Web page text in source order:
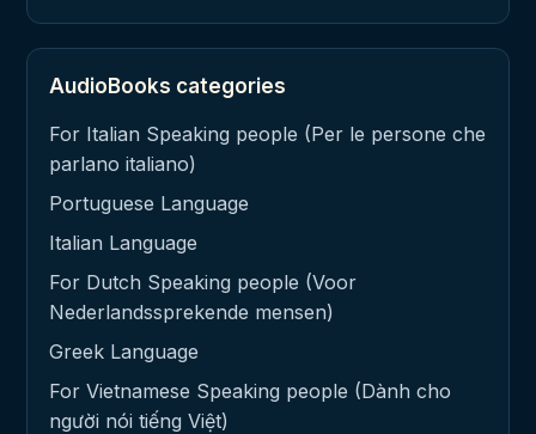
AudioBooks categories
For Italian Speaking people (Per le persone che
parlano italiano)
Portuguese Language
Italian Language
For Dutch Speaking people (Voor
Nederlandssprekende mensen)
Greek Language
For Vietnamese Speaking people (Dành cho
người nói tiếng Việt)